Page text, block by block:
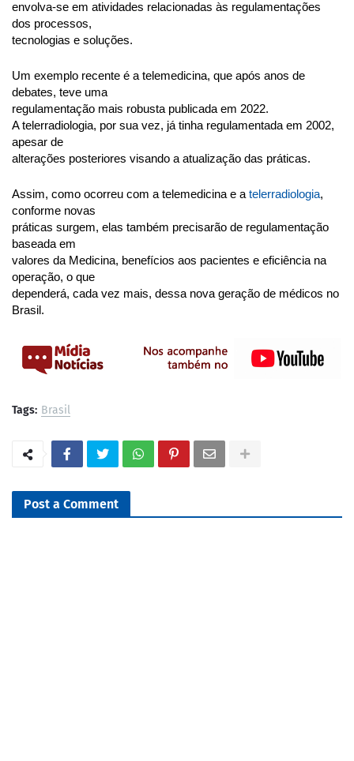
envolva-se em atividades relacionadas às regulamentações
dos processos,
tecnologias e soluções.
Um exemplo recente é a telemedicina, que após anos de
debates, teve uma
regulamentação mais robusta publicada em 2022.
A telerradiologia, por sua vez, já tinha regulamentada em 2002,
apesar de
alterações posteriores visando a atualização das práticas.
Assim, como ocorreu com a telemedicina e a telerradiologia,
conforme novas
práticas surgem, elas também precisarão de regulamentação
baseada em
valores da Medicina, benefícios aos pacientes e eficiência na
operação, o que
dependerá, cada vez mais, dessa nova geração de médicos no
Brasil.
Tags: Brasil
Post a Comment